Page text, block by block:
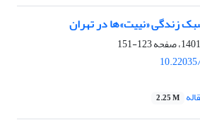
زندگی «نییت»‌ها در تهران
123-151
2.25 M